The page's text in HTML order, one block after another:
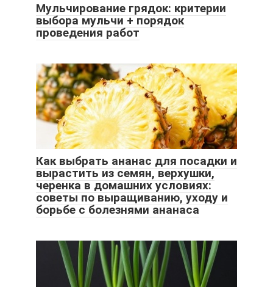
Мульчирование грядок: критерии
выбора мульчи + порядок
проведения работ
Как выбрать ананас для посадки и
вырастить из семян, верхушки,
черенка в домашних условиях:
советы по выращиванию, уходу и
борьбе с болезнями ананаса